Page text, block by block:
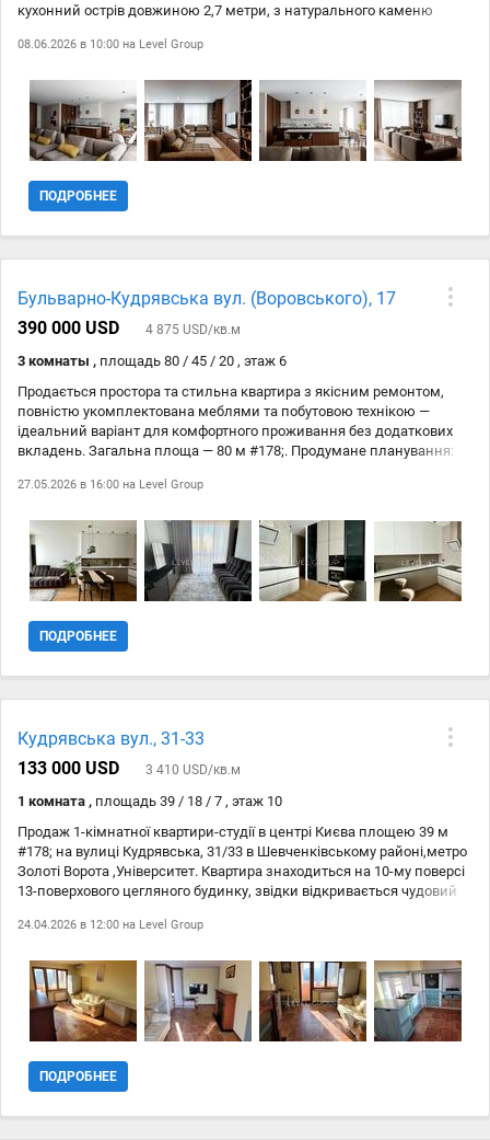
кухонний острів довжиною 2,7 метри, з натурального каменю
сантехніка на керамограніт • корпусні меблі з МДФ та преміальної
декілька диванів, загальна довжина більше 6 метрів, які можна
трансформувати) • дуже містка кухня, техніка Siemens • великий
обідній стіл
08.06.2026 в 10:00 на Level Group
ПОДРОБНЕЕ
Бульварно-Кудрявська вул. (Воровського), 17
390 000 USD
4 875 USD/кв.м
3 комнаты , площадь 80 / 45 / 20 , этаж 6
Продається простора та стильна квартира з якісним ремонтом,
повністю укомплектована меблями та побутовою технікою —
ідеальний варіант для комфортного проживання без додаткових
вкладень. Загальна площа — 80 м #178;. Продумане планування:
також два санвузли — зручно для сімї або гостей. Квартира світла, з
Оснащена всією необхідною технікою та готова до заселення.
Чудовий варіант як для власного проживання, так і для інвестиції
27.05.2026 в 16:00 на Level Group
ПОДРОБНЕЕ
Кудрявська вул., 31-33
133 000 USD
3 410 USD/кв.м
1 комната , площадь 39 / 18 / 7 , этаж 10
Продаж 1-кімнатної квартири-студії в центрі Києва площею 39 м
#178; на вулиці Кудрявська, 31/33 в Шевченківському районі,метро
Золоті Ворота ,Університет. Квартира знаходиться на 10-му поверсі
13-поверхового цегляного будинку, звідки відкривається чудовий
садки, магазини, ресторани та парки. Комфорт. У будинку є ліфт,
історичного Центру Києва, піша доступність до станції метро Золоті
Ворота. Поблизу знаходяться Пейзажна алея, парки, біля дому
зелена зона, школи, дитячий садок, продовольчі магазини,
ресторани, гарна транспортна розвязка.. Право власності більше 3-
24.04.2026 в 12:00 на Level Group
ПОДРОБНЕЕ